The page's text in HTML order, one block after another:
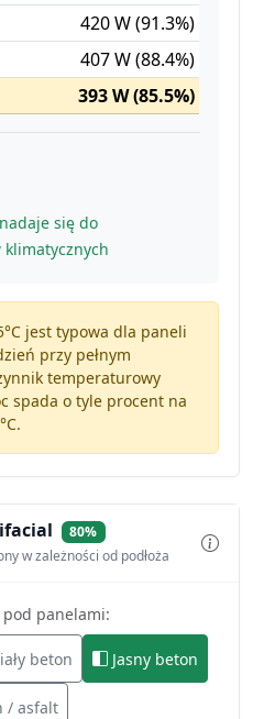
420 W (91.3%)
407 W (88.4%)
393 W (85.5%)
się do
jest typowa dla paneli
przy pełnym
temperaturowy
spada o tyle procent na
80%
w zależności od podłoża
panelami:
beton Jasny beton
/ asfalt